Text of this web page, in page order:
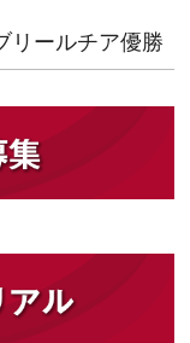
リールチア優勝